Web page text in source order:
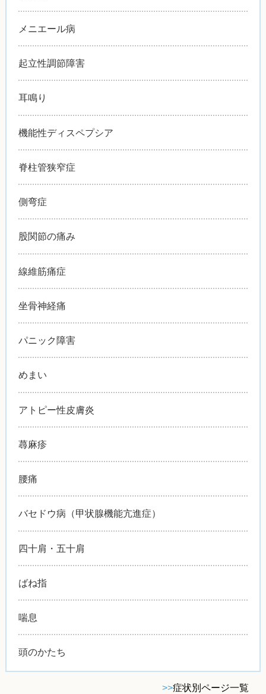
メニエール病
起立性調節障害
耳鳴り
機能性ディスペプシア
脊柱管狭窄症
側弯症
股関節の痛み
線維筋痛症
坐骨神経痛
パニック障害
めまい
アトピー性皮膚炎
蕁麻疹
腰痛
バセドウ病（甲状腺機能亢進症）
四十肩・五十肩
ばね指
喘息
頭のかたち
>>症状別ページ一覧